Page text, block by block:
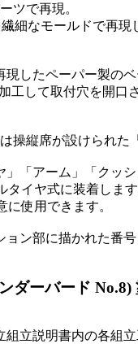
ツで再現。
細なモールドで再現
したペーパー製のベ
して取付穴を開口
操縦席が設けられ
「アーム」「クッシ
イヤ式に装着します
使用できます。
ン部に描かれた番
ダーバード
立説明書内の各組